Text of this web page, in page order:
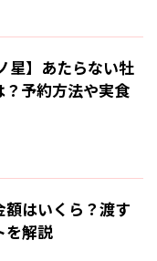
星】あたらない牡
予約方法や実食
はいくら？渡す
を解説